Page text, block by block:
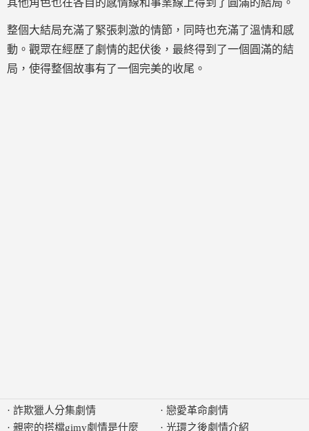
其他角色也在各自的感情線和事業線上得到了圓滿的結局。
整個大結局充滿了緊張刺激的情節，同時也充滿了溫情和感
動。觀眾在經歷了劇情的起伏後，最終得到了一個圓滿的結
局，使得整個故事有了一個完美的收尾。
· 詐欺獵人分集劇情
· 親密的搭檔gimy劇情是什麼
· 戀愛革命劇情
· 光環之後劇情介紹